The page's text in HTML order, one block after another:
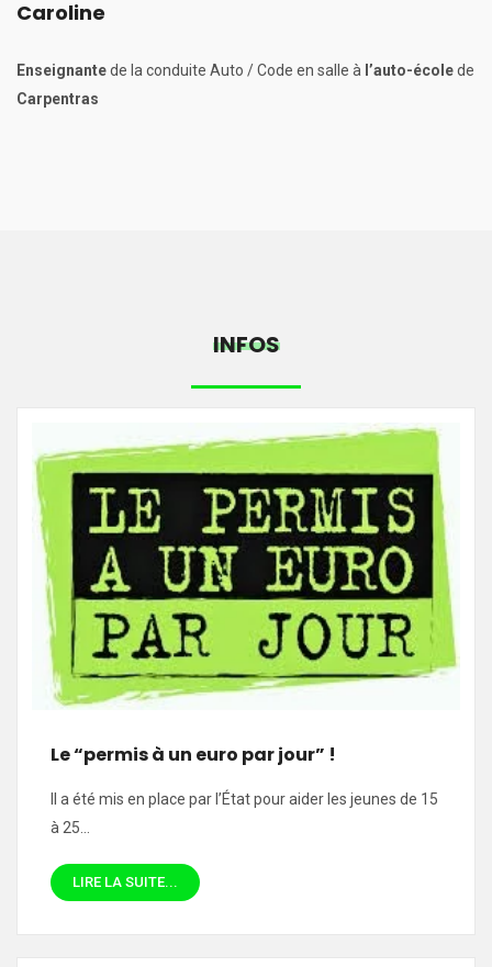
Caroline
Enseignantede la conduite Auto / Code en salle à l’auto-écolede
Carpentras
INFOS
Le “permis à un euro par jour” !
Il a été mis en place par l’État pour aider les jeunes de 15
à 25…
LIRE LA SUITE...